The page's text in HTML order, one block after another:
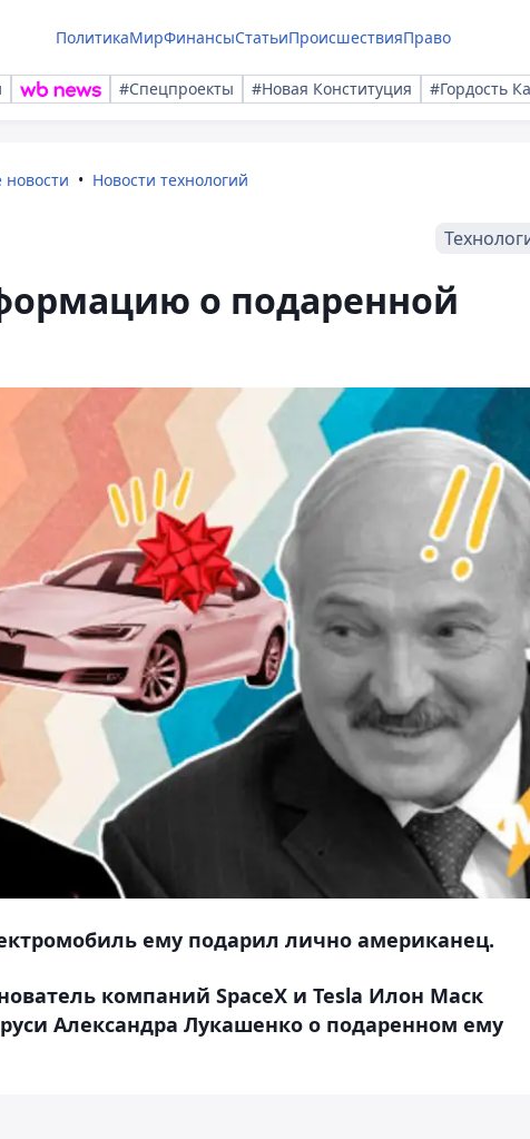
ПолитикаМирФинансыСтатьиПроисшествияПраво
#Спецпроекты #Новая Конституция #Гордость
новости Новости технологий
о подаренной
ему подарил лично американец.
компаний SpaceX и Tesla Илон Маск
Александра Лукашенко о подаренном ему